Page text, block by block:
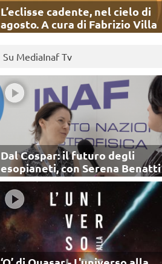
L’eclisse cadente, nel cielo di
agosto. A cura di Fabrizio Villa
Su MediaInaf Tv
Dal Cospar: il futuro degli
esopianeti, con Serena Benatti